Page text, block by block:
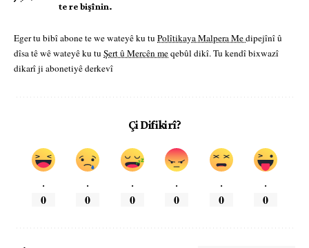
te re bişînin.
Eger tu bibî abone te we wateyê ku tu Polîtikaya Malpera Medipejînî û
dîsa tê wê wateyê ku tu Şert û Mercên meqebûl dikî. Tu kendî bixwazî
dikarî ji abonetiyê derkevî
Çi Difikirî?
.
0
.
0
.
0
.
0
.
0
.
0